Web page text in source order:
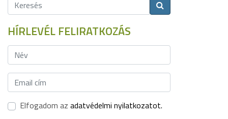
HÍRLEVÉL FELIRATKOZÁS
Elfogadom az adatvédelmi nyilatkozatot.